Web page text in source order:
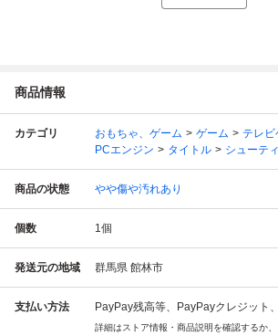
商品情報
カテゴリ おもちゃ、ゲーム ゲーム テレビ
PCエンジン
タイトル シューテ
商品の状態 やや傷や汚れあり
個数 1個
発送元の地域 群馬県 館林市
支払い方法 PayPay残高等、PayPayクレジット
詳細はストア情報・商品説明を確認するか